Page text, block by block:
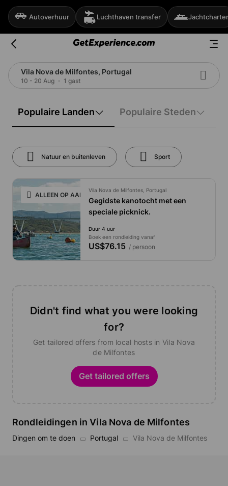
Autoverhuur Luchthaven transfer Jachtcharter
Vila Nova de Milfontes, Portugal
10 - 20 Aug 1 gast
Populaire Landen Populaire Steden
Natuur en buitenleven Sport
ALLEEN OP AANVRAAG
Vila Nova de Milfontes, Portugal
Gegidste kanotocht met een
speciale picknick.
Duur 4 uur
Boek een rondleiding vanaf
US$76.15/ persoon
Didn't find what you were looking
for?
Get tailored offers from local hosts in Vila Nova
de Milfontes
Get tailored offers
Rondleidingen in Vila Nova de Milfontes
Dingen om te doen Portugal Vila Nova de Milfontes